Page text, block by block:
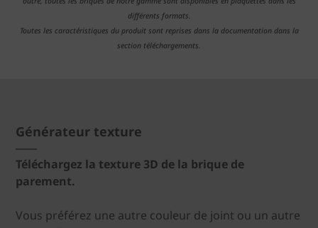
différents formats.
Toutes les caractéristiques du produit sont reprises dans la documentation dans la
section téléchargements.
Générateur texture
Téléchargez la texture 3D de la brique de
parement.
Vous préférez une autre couleur de joint ou un autre